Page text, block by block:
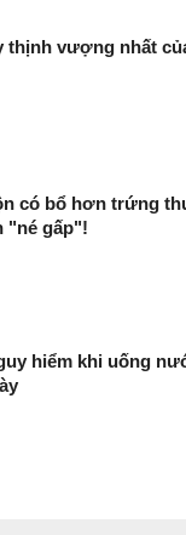
thịnh vượng nhất
có bổ hơn trứng
"né gấp"!
hiểm khi uống